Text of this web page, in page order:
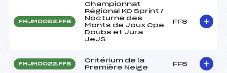
FMJM0052.FFS
Championnat
Régional KO Sprint /
Nocturne des
Monts de Joux Cpe
Doubs et Jura
JeJS
FFS
FMJM0022.FFS
Critérium de la
Première Neige
FFS